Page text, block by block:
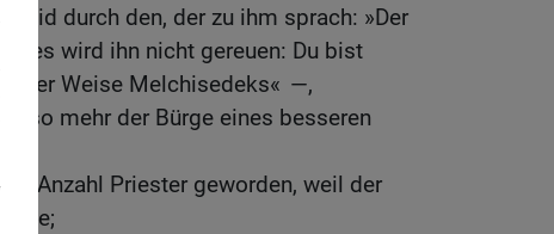
Eid durch den, der zu ihm sprach: »Der
es wird ihn nicht gereuen: Du bist
der Weise Melchisedeks« —,
mehr der Bürge eines besseren
Anzahl Priester geworden, weil der